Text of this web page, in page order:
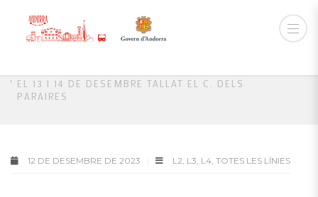
EL 13 I 14 DE DESEMBRE TALLAT EL C. DELS
PARAIRES
12 DE DESEMBRE DE 2023 L2, L3, L4, TOTES LES LÍNIES